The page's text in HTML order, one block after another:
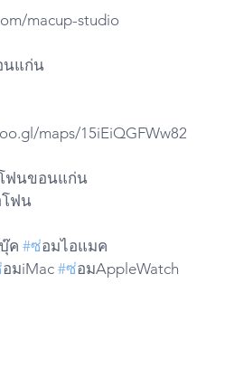
macup-studio
นแก่น
maps/15iEiQGFWw82
ฟนขอนแก่น
ฟน
ค #ซ่อมไอแมค
่อมiMac #ซ่อมAppleWatch